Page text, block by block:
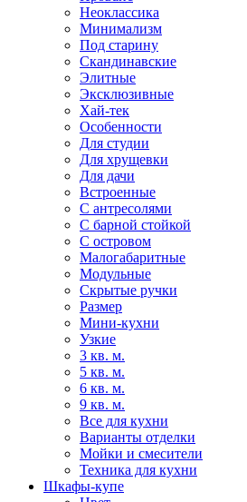
Неоклассика
Минимализм
Под старину
Скандинавские
Элитные
Эксклюзивные
Хай-тек
Особенности
Для студии
Для хрущевки
Для дачи
Встроенные
С антресолями
С барной стойкой
С островом
Малогабаритные
Модульные
Скрытые ручки
Размер
Мини-кухни
Узкие
3 кв. м.
5 кв. м.
6 кв. м.
9 кв. м.
Все для кухни
Варианты отделки
Мойки и смесители
Техника для кухни
Шкафы-купе